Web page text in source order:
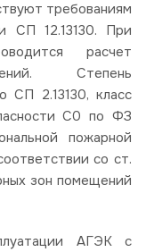
требованиям
12.13130. При
расчет
Степень
СП 2.13130, класс
С0 по ФЗ
пожарной
со ст.
зон помещений
АГЭК с